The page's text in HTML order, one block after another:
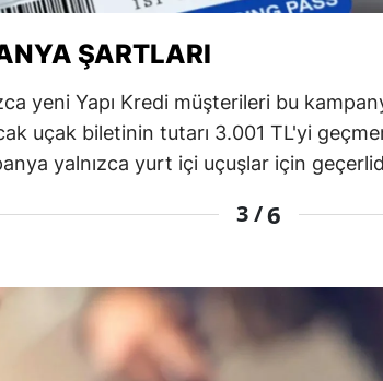
Sakarya
Samsun
Sinop
Sivas
ŞARTLARI
yeni Yapı Kredi müşterileri bu
uçak biletinin tutarı 3.001 TL'yi
yalnızca yurt içi uçuşlar için
3 /6